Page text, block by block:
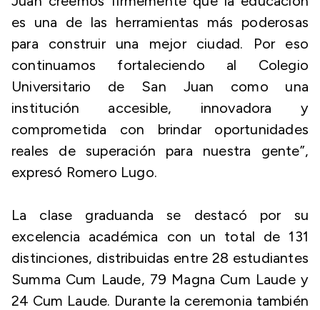
es una de las herramientas más poderosas
para construir una mejor ciudad. Por eso
continuamos fortaleciendo al Colegio
Universitario de San Juan como una
institución accesible, innovadora y
comprometida con brindar oportunidades
reales de superación para nuestra gente”,
expresó Romero Lugo.
La clase graduanda se destacó por su
excelencia académica con un total de 131
distinciones, distribuidas entre 28 estudiantes
Summa Cum Laude, 79 Magna Cum Laude y
24 Cum Laude. Durante la ceremonia también